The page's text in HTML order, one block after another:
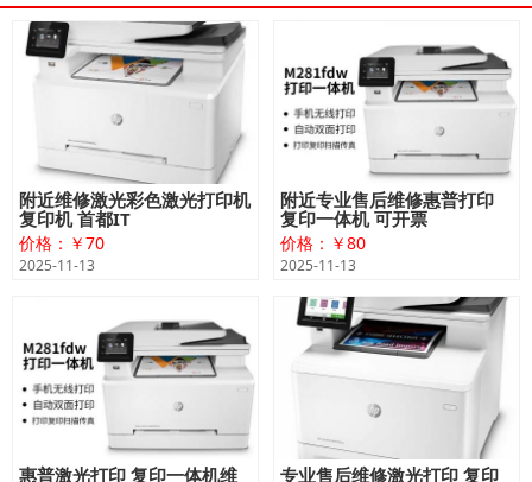
附近维修激光彩色激光打印机
复印机 首都IT
价格：￥70
2025-11-13
附近专业售后维修惠普打印
复印一体机 可开票
价格：￥80
2025-11-13
惠普激光打印 复印一体机维
专业售后维修激光打印 复印